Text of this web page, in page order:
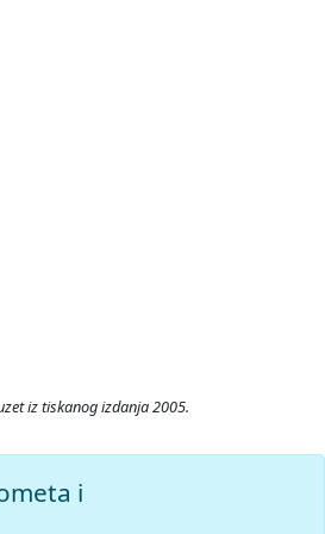
iz tiskanog izdanja 2005.
i